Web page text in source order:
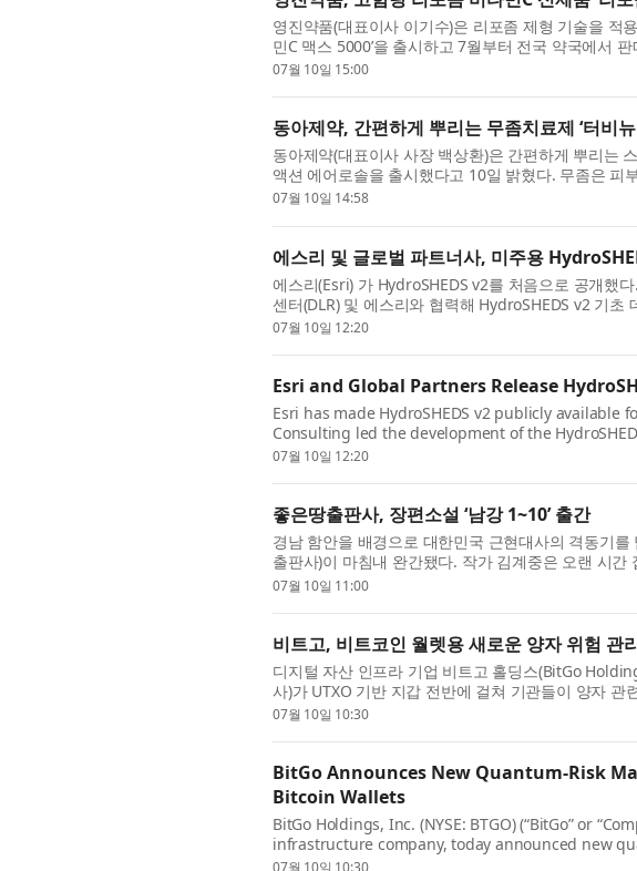
영진약품(대표이사 이기수)은 리포좀 제형 기술을 적
민C 맥스 5000’을 출시하고 7월부터 전국 약국에서
병(50mL)에 비타민C 5000mg을 담아 1일...
07월 10일 15:00
동아제약, 간편하게 뿌리는 무좀치료제 ‘터비
동아제약(대표이사 사장 백상환)은 간편하게 뿌리는
액션 에어로솔을 출시했다고 10일 밝혔다. 무좀은 피
감염 질환이다. 무좀균은 고온다습한 ...
07월 10일 14:58
에스리 및 글로벌 파트너사, 미주용
에스리(Esri) 가 HydroSHEDS v2를 처음으로 공개했
센터(DLR) 및 에스리와 협력해 HydroSHEDS v2 기초
지리정보시스템(GIS) 기술이 사용자들에...
07월 10일 12:20
Esri and Global Partners Release
Esri has made HydroSHEDS v2 publicly available
Consulting led the development of the
partnership with the German Aerospace Center
07월 10일 12:20
좋은땅출판사, 장편소설 ‘남강 1~10’ 출간
경남 함안을 배경으로 대한민국 근현대사의 격동기를
출판사)이 마침내 완간됐다. 작가 김계중은 오랜 시간
하소설 ‘남강’을 완성했다. ‘남강’...
07월 10일 11:00
비트고, 비트코인 월렛용 새로운 양자 위험 관
디지털 자산 인프라 기업 비트고 홀딩스(BitGo
사)가 UTXO 기반 지갑 전반에 걸쳐 기관들이 양자 관
록 설계된 비트코인 지갑용 신규 양...
07월 10일 10:30
BitGo Announces New Quantum-Risk
Bitcoin Wallets
BitGo Holdings, Inc. (NYSE: BTGO) (“BitGo” or
infrastructure company, today announced new
capabilities for Bitcoin wallets, designed to help